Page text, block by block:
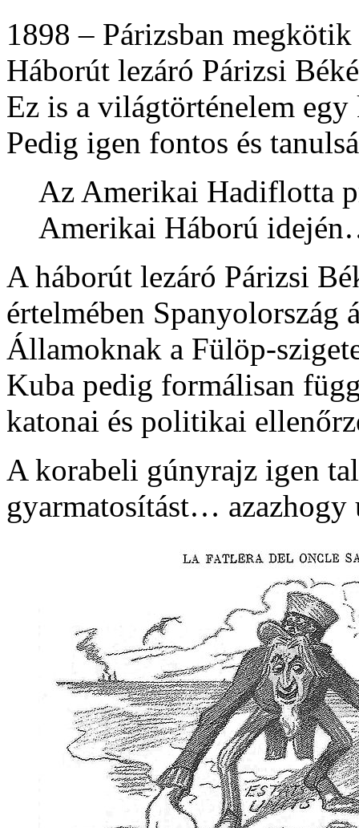
1898 – Párizsban
Háborút lezáró Párizsi
Ez is a világtörténelem egy
Pedig igen fontos és
Az Amerikai Hadiflotta
Amerikai Háború
A háborút lezáró Párizsi
értelmében Spanyolország
Államoknak a Fülöp-
Kuba pedig formálisan
katonai és politikai
A korabeli gúnyrajz igen
gyarmatosítást…